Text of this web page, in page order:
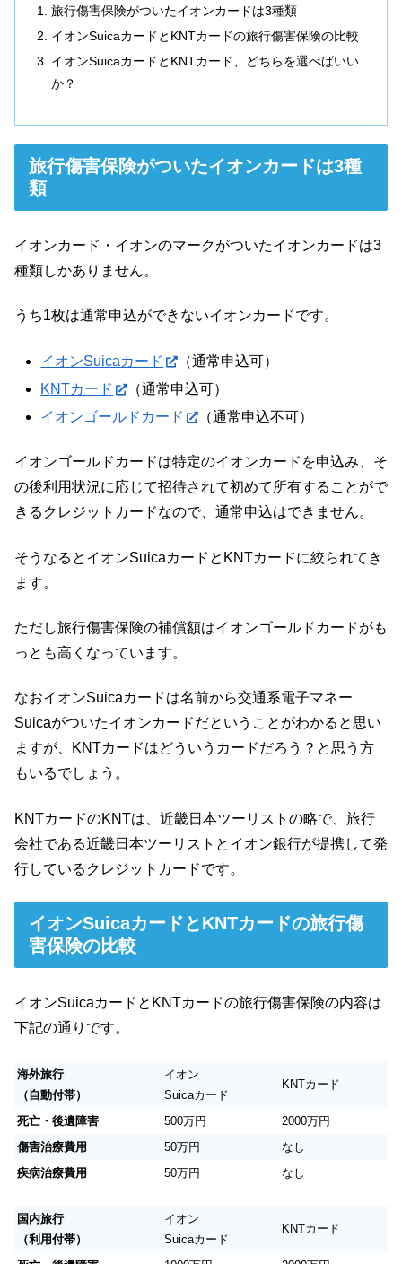
旅行傷害保険がついたイオンカードは3種類
イオンSuicaカードとKNTカードの旅行傷害保険の比較
イオンSuicaカードとKNTカード、どちらを選べばいい
か？
旅行傷害保険がついたイオンカードは3種
類
イオンカード・イオンのマークがついたイオンカードは3
種類しかありません。
うち1枚は通常申込ができないイオンカードです。
イオンSuicaカード
（通常申込可）
KNTカード
（通常申込可）
イオンゴールドカード
（通常申込不可）
イオンゴールドカードは特定のイオンカードを申込み、そ
の後利用状況に応じて招待されて初めて所有することがで
きるクレジットカードなので、通常申込はできません。
そうなるとイオンSuicaカードとKNTカードに絞られてき
ます。
ただし旅行傷害保険の補償額はイオンゴールドカードがも
っとも高くなっています。
なおイオンSuicaカードは名前から交通系電子マネー
Suicaがついたイオンカードだということがわかると思い
ますが、KNTカードはどういうカードだろう？と思う方
もいるでしょう。
KNTカードのKNTは、近畿日本ツーリストの略で、旅行
会社である近畿日本ツーリストとイオン銀行が提携して発
行しているクレジットカードです。
イオンSuicaカードとKNTカードの旅行傷
害保険の比較
イオンSuicaカードとKNTカードの旅行傷害保険の内容は
下記の通りです。
海外旅行
（自動付帯）
イオン
Suicaカード
KNTカード
死亡・後遺障害 500万円
2000万円
傷害治療費用
50万円
なし
疾病治療費用
50万円 なし
国内旅行
（利用付帯）
イオン
Suicaカード
KNTカード